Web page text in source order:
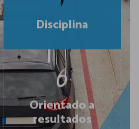
Disciplina
Orientado a
resultados